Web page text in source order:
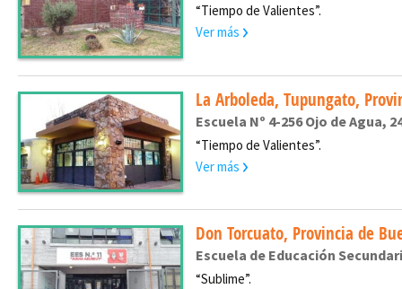
“Tiempo de Valientes”.
Ver más
La Arboleda, Tupungato,
Escuela Nº 4-256 Ojo de Agua,
“Tiempo de Valientes”.
Ver más
Don Torcuato, Provincia de
Escuela de Educación
“Sublime”.